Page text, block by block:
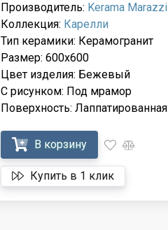
Производитель: Kerama Marazzi
Коллекция: Карелли
Тип керамики: Керамогранит
Размер: 600x600
Цвет изделия: Бежевый
С рисунком: Под мрамор
Поверхность: Лаппатированная
В корзину
Купить в 1 клик